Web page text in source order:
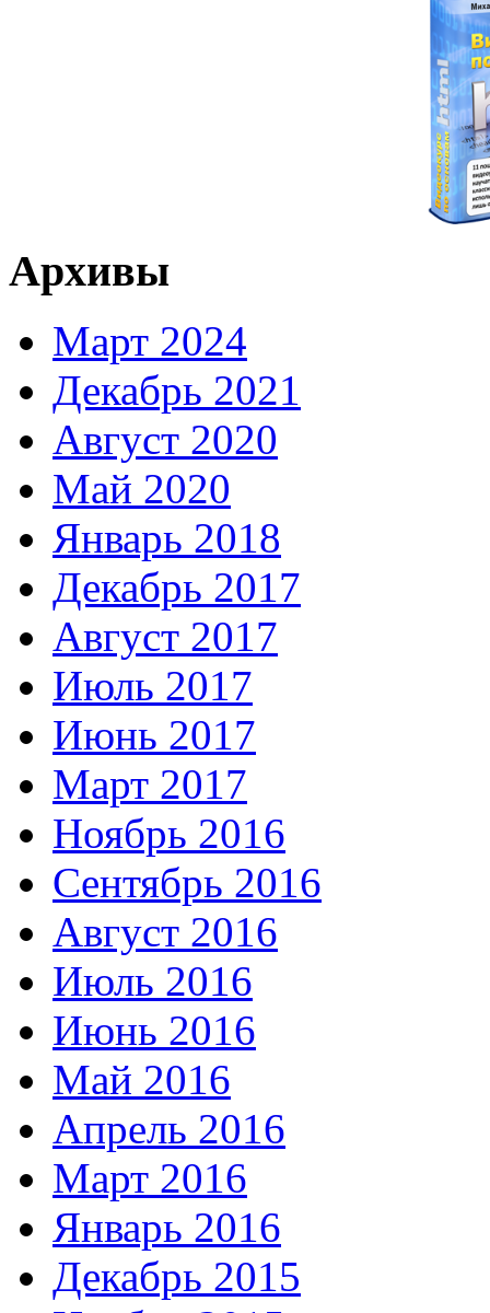
Архивы
Март 2024
Декабрь 2021
Август 2020
Май 2020
Январь 2018
Декабрь 2017
Август 2017
Июль 2017
Июнь 2017
Март 2017
Ноябрь 2016
Сентябрь 2016
Август 2016
Июль 2016
Июнь 2016
Май 2016
Апрель 2016
Март 2016
Январь 2016
Декабрь 2015